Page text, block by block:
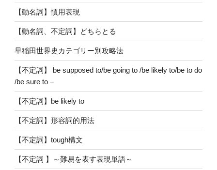
【動名詞】慣用表現
【動名詞、不定詞】どちらとる
早稲田世界史カテゴリー別攻略法
【不定詞】 be supposed to/be going to /be likely to/be to do
/be sure to –
【不定詞】be likely to
【不定詞】形容詞的用法
【不定詞】tough構文
【不定詞 】～難易を表す表現単語～